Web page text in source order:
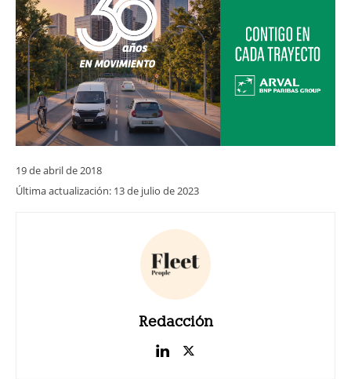
19 de abril de 2018
Última actualización: 13 de julio de 2023
Redacción